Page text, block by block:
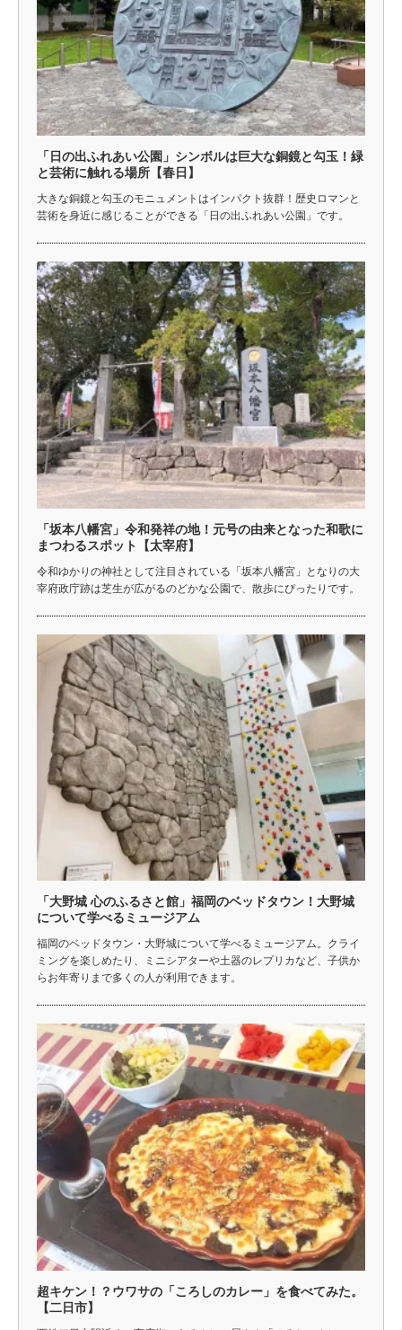
「日の出ふれあい公園」シンボルは巨大な銅鏡と勾玉！緑
と芸術に触れる場所【春日】
大きな銅鏡と勾玉のモニュメントはインパクト抜群！歴史ロマンと
芸術を身近に感じることができる「日の出ふれあい公園」です。
「坂本八幡宮」令和発祥の地！元号の由来となった和歌に
まつわるスポット【太宰府】
令和ゆかりの神社として注目されている「坂本八幡宮」となりの大
宰府政庁跡は芝生が広がるのどかな公園で、散歩にぴったりです。
「大野城 心のふるさと館」福岡のベッドタウン！大野城
について学べるミュージアム
福岡のベッドタウン・大野城について学べるミュージアム。クライ
ミングを楽しめたり、ミニシアターや土器のレプリカなど、子供か
らお年寄りまで多くの人が利用できます。
超キケン！？ウワサの「ころしのカレー」を食べてみた。
【二日市】